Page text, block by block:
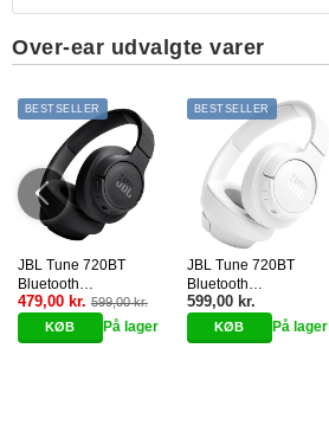
Over-ear udvalgte varer
BESTSELLER
JBL Tune 720BT
Bluetooth
Hovedtelefoner - Over-
Ear - Sort
479,00 kr. 599,00 kr.
På lager
BESTSELLER
JBL Tune 720BT
Bluetooth
Hovedtelefoner - Over-
Ear - Hvid
599,00 kr.
På lager